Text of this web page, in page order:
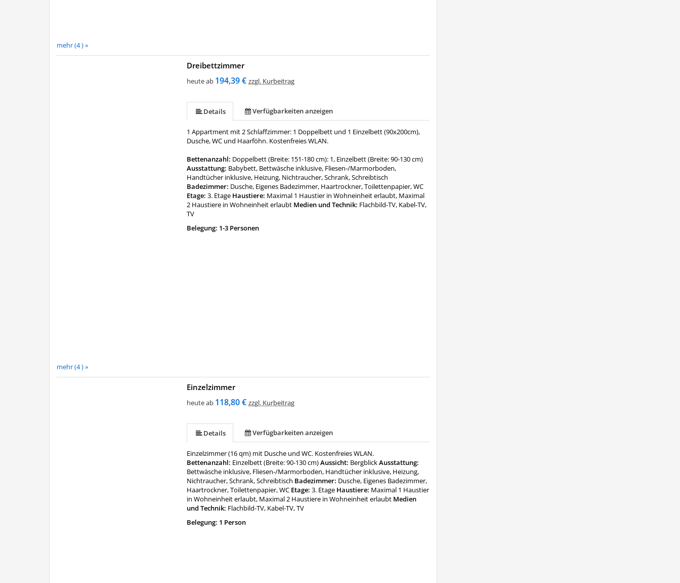
mehr (4 ) »
mehr (4 ) »
Dreibettzimmer
heute ab 194,39 € zzgl. Kurbeitrag
Details Verfügbarkeiten anzeigen
1 Appartment mit 2 Schlaffzimmer: 1 Doppelbett und 1 Einzelbett (90x200cm),
Dusche, WC und Haarföhn. Kostenfreies WLAN.
Bettenanzahl: Doppelbett (Breite: 151-180 cm): 1, Einzelbett (Breite: 90-130 cm)
Ausstattung: Babybett, Bettwäsche inklusive, Fliesen-/Marmorboden,
Handtücher inklusive, Heizung, Nichtraucher, Schrank, Schreibtisch
Badezimmer: Dusche, Eigenes Badezimmer, Haartrockner, Toilettenpapier, WC
Etage:3. Etage Haustiere: Maximal 1 Haustier in Wohneinheit erlaubt, Maximal
2 Haustiere in Wohneinheit erlaubt Medien und Technik: Flachbild-TV, Kabel-TV,
TV
Belegung: 1-3 Personen
Einzelzimmer
heute ab 118,80 € zzgl. Kurbeitrag
Details Verfügbarkeiten anzeigen
Einzelzimmer (16 qm) mit Dusche und WC. Kostenfreies WLAN.
Bettenanzahl: Einzelbett (Breite: 90-130 cm)Aussicht: BergblickAusstattung:
Bettwäsche inklusive, Fliesen-/Marmorboden, Handtücher inklusive, Heizung,
Nichtraucher, Schrank, Schreibtisch Badezimmer: Dusche, Eigenes Badezimmer,
Haartrockner, Toilettenpapier, WC Etage:3. Etage Haustiere: Maximal 1 Haustier
in Wohneinheit erlaubt, Maximal 2 Haustiere in Wohneinheit erlaubt Medien
und Technik: Flachbild-TV, Kabel-TV, TV
Belegung: 1 Person